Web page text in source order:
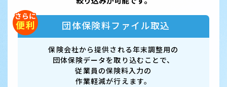
団体保険料ファイル取込
保険会社から提供される年末調整用の
団体保険データを取り込むことで、
従業員の保険料入力の
作業軽減が行えます。